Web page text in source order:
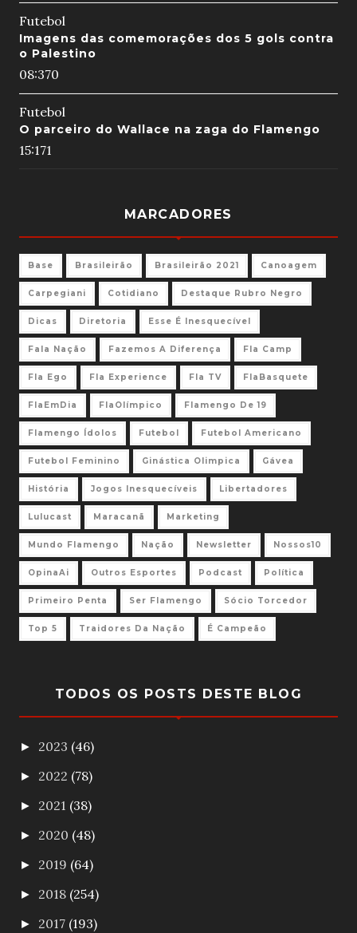
Futebol
Imagens das comemorações dos 5 gols contra
o Palestino
08:370
Futebol
O parceiro do Wallace na zaga do Flamengo
15:171
MARCADORES
Base Brasileirão Brasileirão 2021 Canoagem
Carpegiani Cotidiano Destaque Rubro Negro
Dicas Diretoria Esse É Inesquecível
Fala Nação Fazemos A Diferença Fla Camp
Fla Ego Fla Experience Fla TV FlaBasquete
FlaEmDia FlaOlímpico Flamengo De 19
Flamengo Ídolos Futebol Futebol Americano
Futebol Feminino Ginástica Olimpica Gávea
História Jogos Inesquecíveis Libertadores
Lulucast Maracanã Marketing
Mundo Flamengo Nação Newsletter Nossos10
OpinaAi Outros Esportes Podcast Política
Primeiro Penta Ser Flamengo Sócio Torcedor
Top 5 Traidores Da Nação É Campeão
TODOS OS POSTS DESTE BLOG
► 2023 (46)
► 2022 (78)
► 2021 (38)
► 2020 (48)
► 2019 (64)
► 2018 (254)
► 2017 (193)